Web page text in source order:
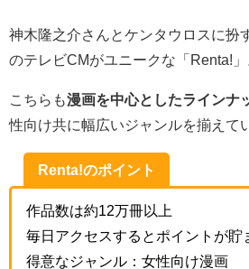
神木隆之介さんとケンタウロスに扮
のテレビCMがユニークな「Renta!」
こちらも漫画を中心としたラインナ
性向け共に幅広いジャンルを揃えて
Renta!のポイント
作品数は約12万冊以上
毎日アクセスするとポイントが貯
得意なジャンル：女性向け漫画